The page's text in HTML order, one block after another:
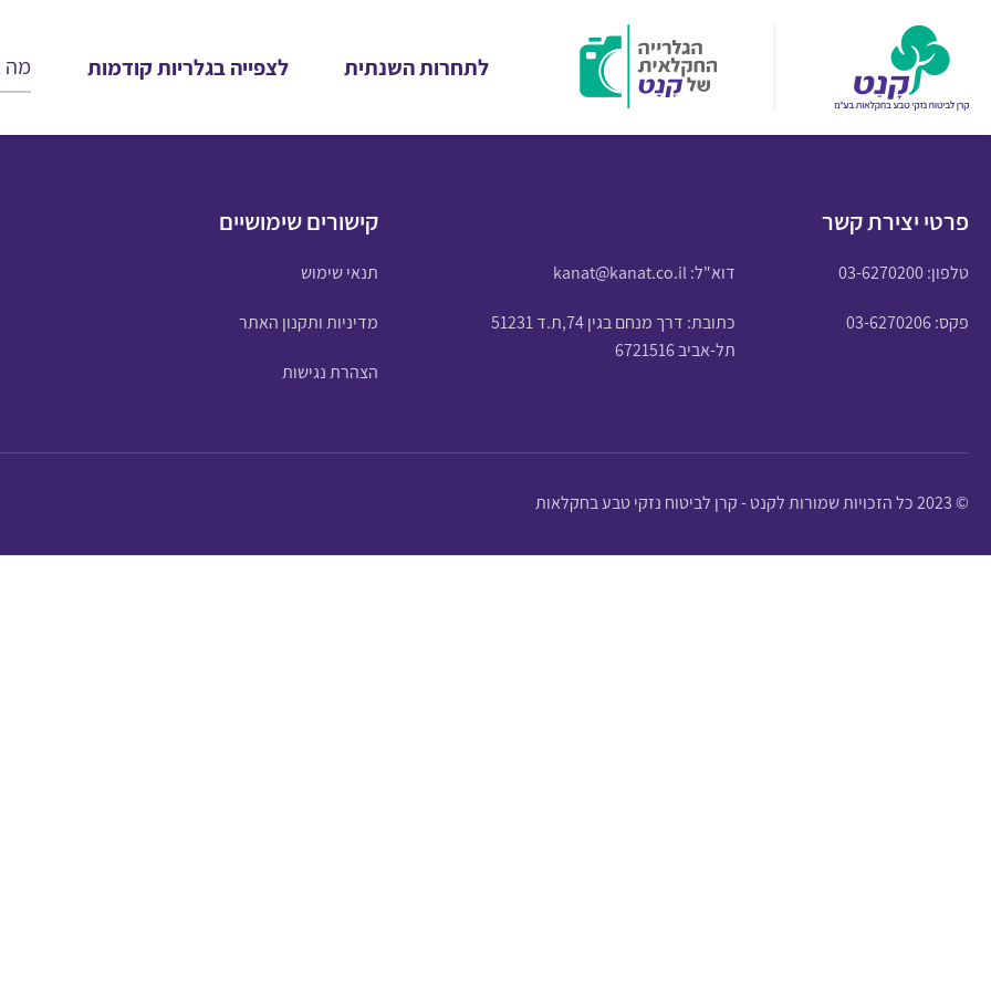
לתחרות השנתית לצפייה בגלריות קודמות
פרטי יצירת קשר
טלפון:03-6270200 דוא"ל:kanat@kanat.co.il
פקס: 03-6270206
כתובת: דרך מנחם בגין 74,ת.ד 51231
תל-אביב 6721516
קישורים שימושיים
תנאי שימוש
מדיניות ותקנון האתר
הצהרת נגישות
© 2023 כל הזכויות שמורות לקנט - קרן לביטוח נזקי טבע בחקלאות